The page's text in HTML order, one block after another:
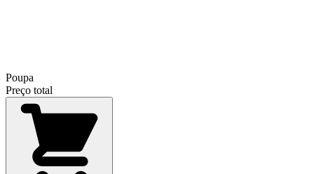
Poupa
Preço total